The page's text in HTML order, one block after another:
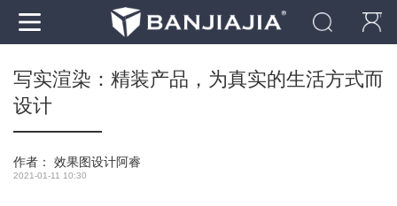
写实渲染：精装产品，为真实的生活方式而
设计
作者： 效果图设计阿睿
2021-01-11 10:30